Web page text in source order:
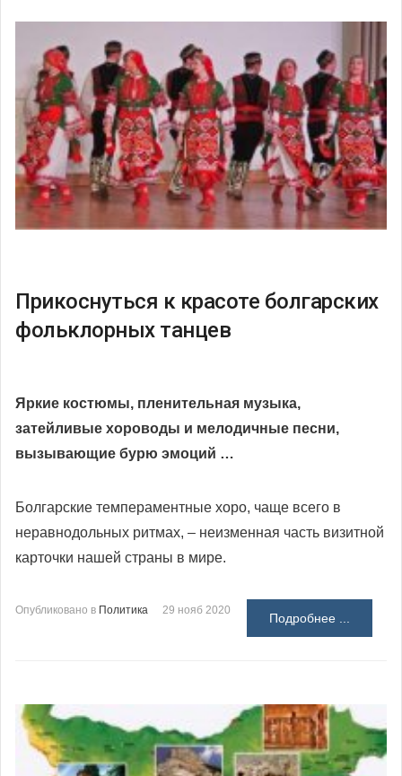
Прикоснуться к красоте болгарских
фольклорных танцев
Яркие костюмы, пленительная музыка,
затейливые хороводы и мелодичные песни,
вызывающие бурю эмоций …
Болгарские темпераментные хоро, чаще всего в
неравнодольных ритмах, – неизменная часть визитной
карточки нашей страны в мире.
Опубликовано в Политика 29 нояб 2020
Подробнее ...